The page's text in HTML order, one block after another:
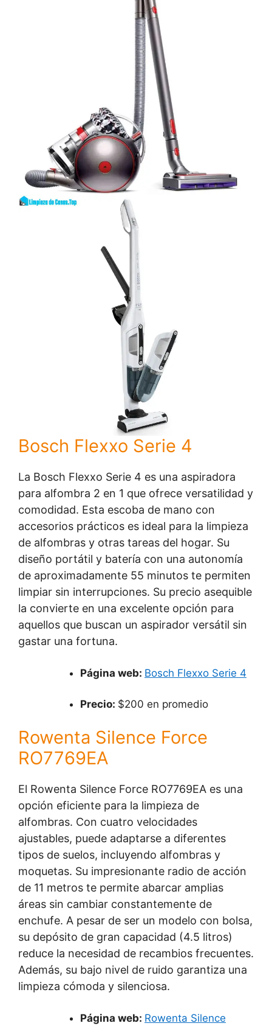
Bosch Flexxo Serie 4
La Bosch Flexxo Serie 4 es una aspiradora
para alfombra 2 en 1 que ofrece versatilidad y
comodidad. Esta escoba de mano con
accesorios prácticos es ideal para la limpieza
de alfombras y otras tareas del hogar. Su
diseño portátil y batería con una autonomía
de aproximadamente 55 minutos te permiten
limpiar sin interrupciones. Su precio asequible
la convierte en una excelente opción para
aquellos que buscan un aspirador versátil sin
gastar una fortuna.
Página web: Bosch Flexxo Serie 4
Precio: $200 en promedio
Rowenta Silence Force
RO7769EA
El Rowenta Silence Force RO7769EA es una
opción eficiente para la limpieza de
alfombras. Con cuatro velocidades
ajustables, puede adaptarse a diferentes
tipos de suelos, incluyendo alfombras y
moquetas. Su impresionante radio de acción
de 11 metros te permite abarcar amplias
áreas sin cambiar constantemente de
enchufe. A pesar de ser un modelo con bolsa,
su depósito de gran capacidad (4.5 litros)
reduce la necesidad de recambios frecuentes.
Además, su bajo nivel de ruido garantiza una
limpieza cómoda y silenciosa.
Página web: Rowenta Silence